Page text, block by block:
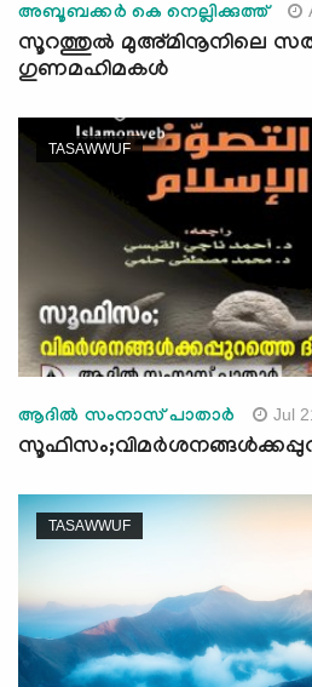
അബൂബക്കർ കെ നെല്ലിക്കുത്ത്
സൂറത്തുൽ മുഅ്മിനൂനിലെ
ഗുണമഹിമകൾ
TASAWWUF
ആദില്‍ സംനാസ് പാതാര്‍ Jul
TASAWWUF